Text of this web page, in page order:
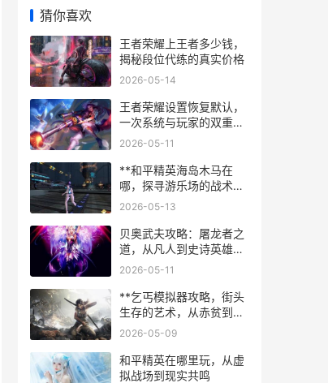
猜你喜欢
王者荣耀上王者多少钱，
揭秘段位代练的真实价格
2026-05-14
王者荣耀设置恢复默认，
一次系统与玩家的双重校
准，副标题，当虚拟战场
2026-05-11
**和平精英海岛木马在
哪，探寻游乐场的战术瑰
宝**
2026-05-13
贝奥武夫攻略：屠龙者之
道，从凡人到史诗英雄的
征途
2026-05-11
**乞丐模拟器攻略，街头
生存的艺术，从赤贫到传
奇的逆袭指南**
2026-05-09
和平精英在哪里玩，从虚
拟战场到现实共鸣